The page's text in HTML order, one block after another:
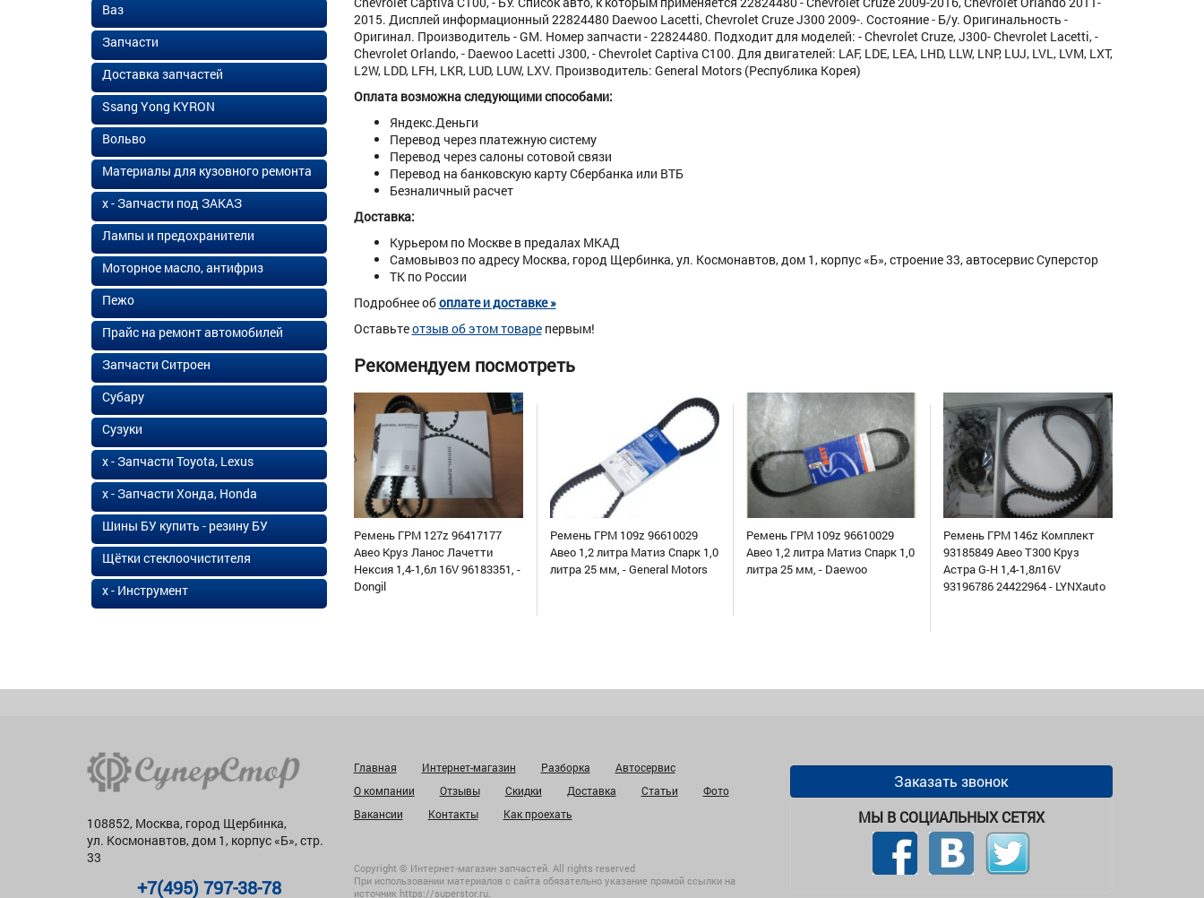
2015. Дисплей информационный 22824480 Daewoo Lacetti, Chevrolet Cruze J300 2009-. Состояние - Б/у. Оригинальность -
Оригинал. Производитель - GM. Номер запчасти - 22824480. Подходит для моделей: - Chevrolet Cruze, J300- Chevrolet Lacetti, -
Chevrolet Orlando, - Daewoo Lacetti J300, - Chevrolet Captiva C100. Для двигателей: LAF, LDE, LEA, LHD, LLW, LNP, LUJ, LVL, LVM, LXT,
L2W, LDD, LFH, LKR, LUD, LUW, LXV. Производитель: General Motors (Республика Корея)
Оплата возможна следующими способами:
Яндекс.Деньги
Перевод через платежную систему
Перевод через салоны сотовой связи
Перевод на банковскую карту Сбербанка или ВТБ
Безналичный расчет
Доставка:
Курьером по Москве в предалах МКАД
Самовывоз по адресу Москва, город Щербинка, ул. Космонавтов, дом 1, корпус «Б», строение 33, автосервис Суперстор
ТК по России
Подробнее обоплате и доставке »
Оставьтеотзыв об этом товарепервым!
Рекомендуем посмотреть
Ремень ГРМ 127z 96417177
Авео Круз Ланос Лачетти
Нексия 1,4-1,6л 16V 96183351, -
Dongil
Ремень ГРМ 109z 96610029
Авео 1,2 литра Матиз Спарк 1,0
литра 25 мм, - General Motors
Ремень ГРМ 109z 96610029
Авео 1,2 литра Матиз Спарк 1,0
литра 25 мм, - Daewoo
Ремень ГРМ 146z Комплект
93185849 Авео Т300 Круз
Астра G-H 1,4-1,8л16V
93196786 24422964 - LYNXauto
Ваз
Запчасти
Доставка запчастей
Ssang Yong KYRON
Вольво
Материалы для кузовного ремонта
х - Запчасти под ЗАКАЗ
Лампы и предохранители
Моторное масло, антифриз
Пежо
Прайс на ремонт автомобилей
Запчасти Ситроен
Субару
Сузуки
х - Запчасти Toyota, Lexus
х - Запчасти Хонда, Honda
Шины БУ купить - резину БУ
Щётки стеклоочистителя
х - Инструмент
108852, Москва, город Щербинка,
ул. Космонавтов, дом 1, корпус «Б», стр.
33
+7(495) 797-38-78
Главная Интернет-магазин Разборка
Автосервис
О компании
Отзывы Скидки Доставка Статьи
Фото
Вакансии
Контакты Как проехать
Copyright © Интернет-магазин запчастей. All rights reserved
При использовании материалов с сайта обязательно указание прямой ссылки на
источник https://superstor.ru.
Заказать звонок
МЫ В СОЦИАЛЬНЫХ СЕТЯХ